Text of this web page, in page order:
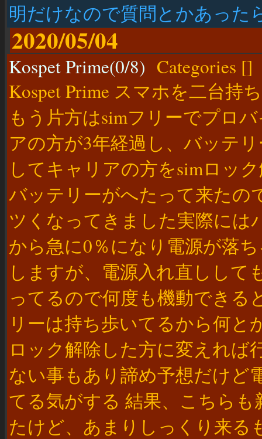
明だけなので質問とかあった
2020/05/04
Kospet Prime(0/8) Categories []
Kospet Prime スマホを二台持
もう片方はsimフリーでプロ
アの方が3年経過し、バッテ
してキャリアの方をsimロッ
バッテリーがへたって来たの
ツくなってきました実際には
から急に0％になり電源が落
しますが、電源入れ直しして
ってるので何度も機動できる
リーは持ち歩いてるから何と
ロック解除した方に変えれば
ない事もあり諦め予想だけど
てる気がする 結果、こちら
たけど、あまりしっくり来る